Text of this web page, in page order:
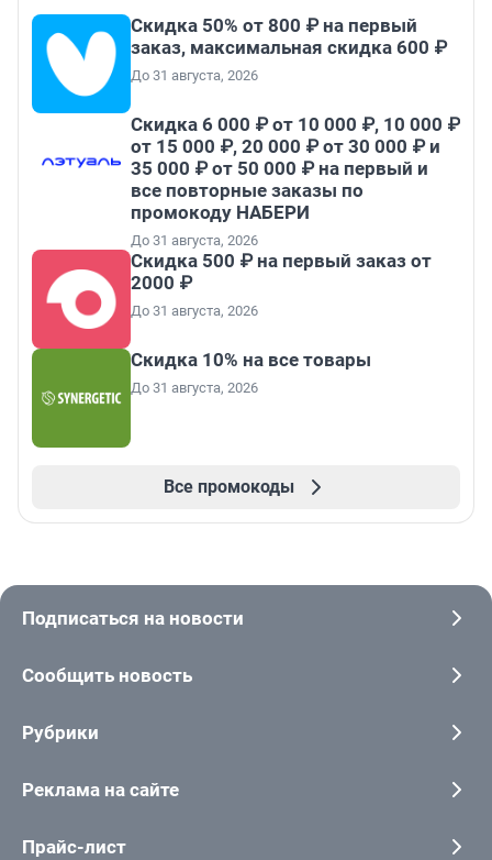
Скидка 50% от 800 ₽ на первый
заказ, максимальная скидка 600 ₽
До 31 августа, 2026
Скидка 6 000 ₽ от 10 000 ₽, 10 000 ₽
от 15 000 ₽, 20 000 ₽ от 30 000 ₽ и
35 000 ₽ от 50 000 ₽ на первый и
все повторные заказы по
промокоду НАБЕРИ
До 31 августа, 2026
Скидка 500 ₽ на первый заказ от
2000 ₽
До 31 августа, 2026
Скидка 10% на все товары
До 31 августа, 2026
Все промокоды
Подписаться на новости
Сообщить новость
Рубрики
Реклама на сайте
Прайс-лист